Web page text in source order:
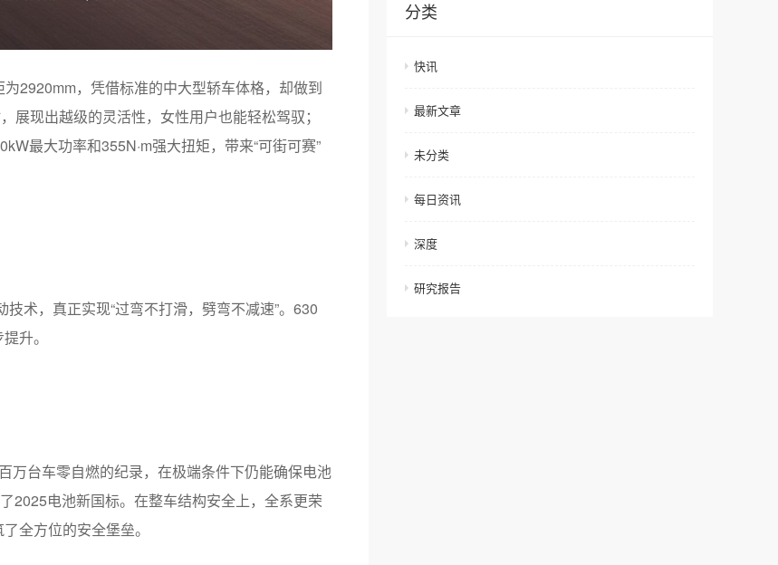
2920mm，凭借标准的中大型轿车体格，却做到
现出越级的灵活性，女性用户也能轻松驾驭；
最大功率和355N·m强大扭矩，带来“可街可赛”
术，真正实现“过弯不打滑，劈弯不减速”。630
升。
万台车零自燃的纪录，在极端条件下仍能确保电池
全方位的安全堡垒。
分类
快讯
最新文章
未分类
每日资讯
深度
研究报告